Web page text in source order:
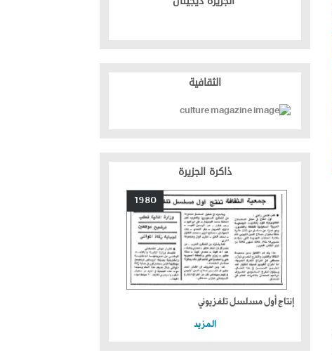
الثقافية
ذاكرة الجزيرة
1980
إنتاج أول مسلسل تلفزيوني
المزيد